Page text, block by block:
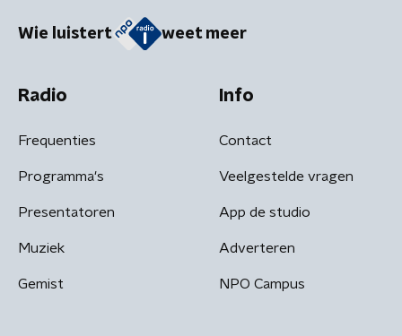
Wie luistert weet meer
Radio
Frequenties
Programma's
Presentatoren
Muziek
Gemist
Info
Contact
Veelgestelde vragen
App de studio
Adverteren
NPO Campus